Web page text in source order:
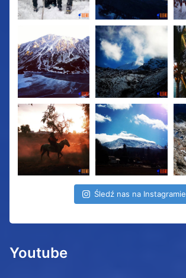
Śledź nas na Instagramie
Youtube